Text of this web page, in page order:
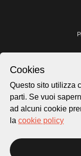
Cookies
Questo sito utilizza
parti. Se vuoi
ad alcuni cookie
la cookie policy